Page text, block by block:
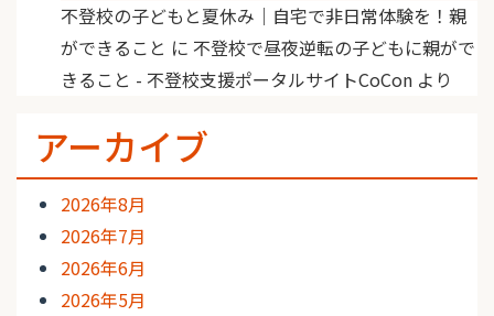
不登校の子どもと夏休み｜自宅で非日常体験を！親
ができること に 不登校で昼夜逆転の子どもに親がで
きること - 不登校支援ポータルサイトCoCon より
アーカイブ
2026年8月
2026年7月
2026年6月
2026年5月